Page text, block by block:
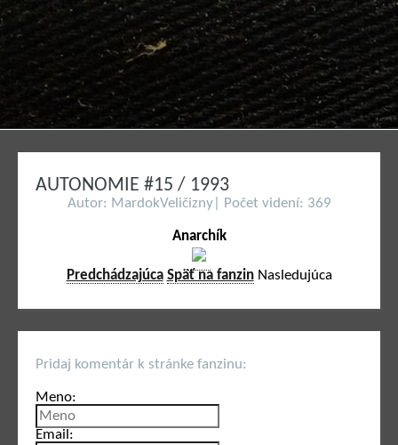
AUTONOMIE #15 / 1993
Autor: MardokVeličizny| Počet videní: 369
Anarchík
Predchádzajúca Späť na fanzinNasledujúca
Pridaj komentár k stránke fanzinu:
Meno:
Email: